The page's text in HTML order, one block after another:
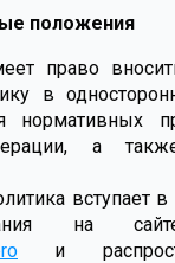
положения
право
в
нормативных
а
вступает
на
и